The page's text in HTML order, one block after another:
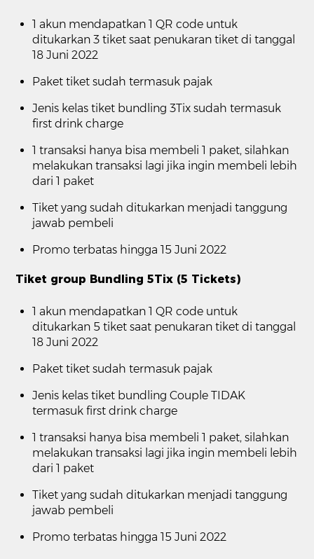
1 akun mendapatkan 1 QR code untuk
ditukarkan 3 tiket saat penukaran tiket di tanggal
18 Juni 2022
Paket tiket sudah termasuk pajak
Jenis kelas tiket bundling 3Tix sudah termasuk
first drink charge
1 transaksi hanya bisa membeli 1 paket, silahkan
melakukan transaksi lagi jika ingin membeli lebih
dari 1 paket
Tiket yang sudah ditukarkan menjadi tanggung
jawab pembeli
Promo terbatas hingga 15 Juni 2022
Tiket group Bundling 5Tix (5 Tickets)
1 akun mendapatkan 1 QR code untuk
ditukarkan 5 tiket saat penukaran tiket di tanggal
18 Juni 2022
Paket tiket sudah termasuk pajak
Jenis kelas tiket bundling Couple TIDAK
termasuk first drink charge
1 transaksi hanya bisa membeli 1 paket, silahkan
melakukan transaksi lagi jika ingin membeli lebih
dari 1 paket
Tiket yang sudah ditukarkan menjadi tanggung
jawab pembeli
Promo terbatas hingga 15 Juni 2022